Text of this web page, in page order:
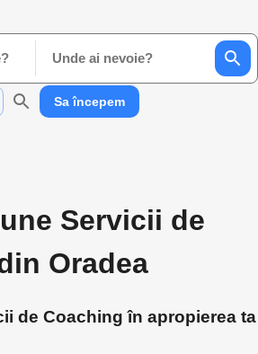
Unde ai nevoie?
Sa începem
Servicii de
Oradea
de Coaching în apropierea ta